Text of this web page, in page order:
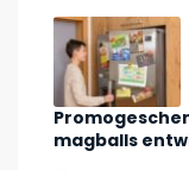
magballs